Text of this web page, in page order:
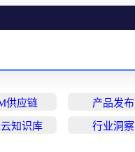
供应链 产品发布
知识库 行业洞察